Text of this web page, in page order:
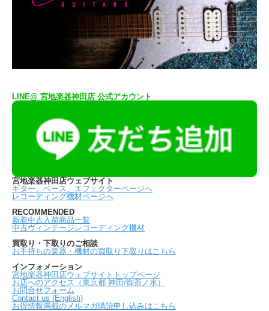
LINE@ 宮地楽器神田店 公式アカウント
宮地楽器神田店ウェブサイト
ギター、ベース、エフェクターページへ
レコーディング機材ページへ
RECOMMENDED
新着中古入荷商品一覧
中古ヴィンテージレコーディング機材
買取り・下取りのご相談
お手持ちの楽器・機材の買取り下取りはこちら
インフォメーション
宮地楽器神田店ウェブサイトトップページ
お店へのアクセス（東京都 神田/御茶ノ水）
お問合せフォーム
Contact us (English)
お得情報満載のメルマガ購読申し込みはこちら